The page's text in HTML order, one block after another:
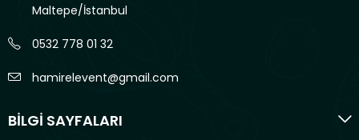
Maltepe/İstanbul
0532 778 01 32
hamirelevent@gmail.com
BİLGİ SAYFALARI